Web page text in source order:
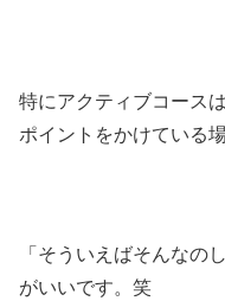
特にアクティブコース
ポイントをかけている
「そういえばそんなの
がいいです。笑